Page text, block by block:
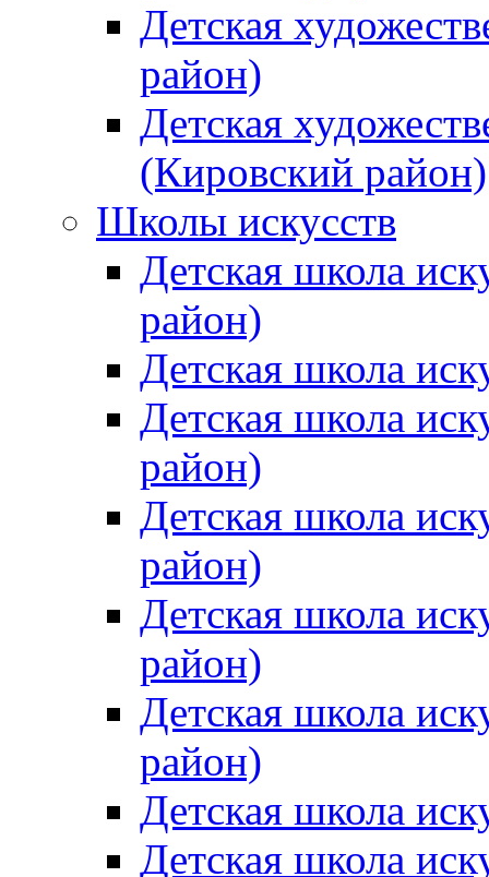
Детская
район)
Детская
(Кировский район)
Школы искусств
Детская школа
район)
Детская школа
Детская школа
район)
Детская школа
район)
Детская школа
район)
Детская школа
район)
Детская школа
Детская школа